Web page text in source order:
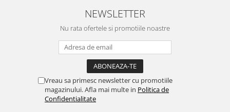
NEWSLETTER
Nu rata ofertele si promotiile noastre
Vreau sa primesc newsletter cu promotiile
magazinului. Afla mai multe in Politica de
Confidentialitate